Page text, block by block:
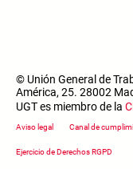
© Unión General de
América, 25. 28002
UGT es miembro de la
Footer menu
Aviso legal Canal de
Ejercicio de Derechos RGPD